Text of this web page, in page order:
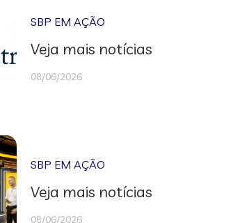
SBP EM AÇÃO
Veja mais notícias
08/06/2026
SBP EM AÇÃO
Veja mais notícias
08/06/2026